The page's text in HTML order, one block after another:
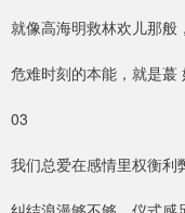
就像高海明救林欢儿那般
危难时刻的本能，就是蕞
03
我们总爱在感情里权衡利